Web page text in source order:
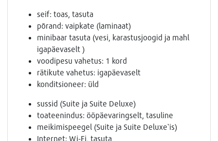
seif: toas, tasuta
põrand: vaipkate (laminaat)
minibaar tasuta (vesi, karastusjoogid ja mahl
igapäevaselt )
voodipesu vahetus: 1 kord
rätikute vahetus: igapäevaselt
konditsioneer: üld
sussid (Suite ja Suite Deluxe)
toateenindus: ööpäevaringselt, tasuline
meikimispeegel (Suite ja Suite Deluxe`is)
Internet: Wi-Fi, tasuta